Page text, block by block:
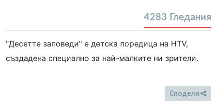
4283 Гледания
"Десетте заповеди" е детска поредица на HTV,
създадена специално за най-малките ни зрители.
Сподели